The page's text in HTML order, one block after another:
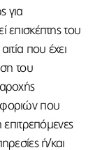
για
επισκέπτης του
που έχει
του
που
ή/και